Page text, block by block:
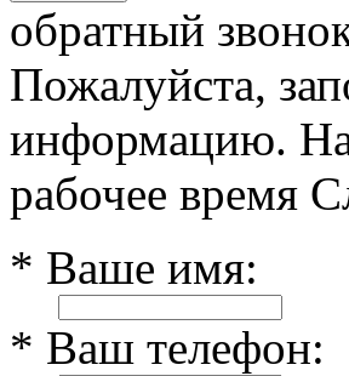
обратный
Пожалуйста,
информацию.
рабочее время
* Ваше имя:
* Ваш телефон: